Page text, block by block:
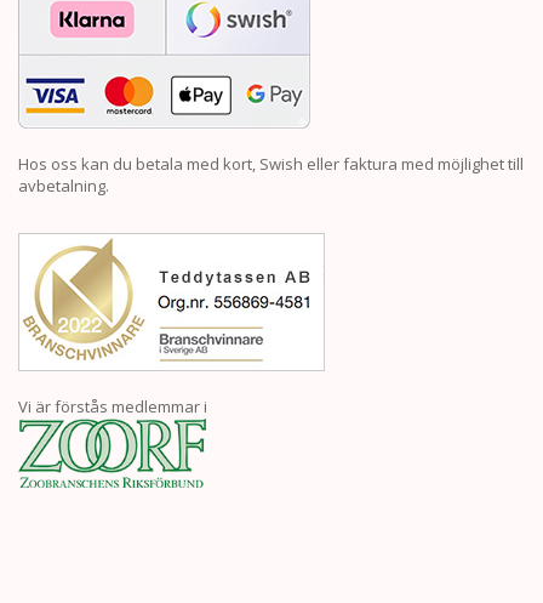
Hos oss kan du betala med kort, Swish eller faktura med möjlighet till
avbetalning.
Vi är förstås medlemmar i